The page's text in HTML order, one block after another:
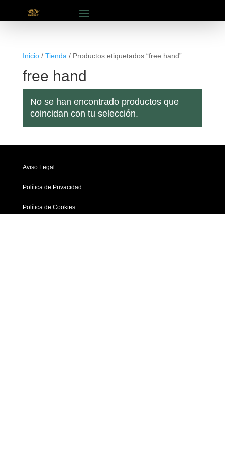
Inicio/ Tienda / Productos etiquetados “free hand”
free hand
No se han encontrado productos que
coincidan con tu selección.
Aviso Legal
Política de Privacidad
Política de Cookies